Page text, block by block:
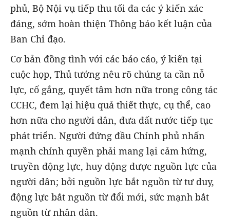
phủ, Bộ Nội vụ tiếp thu tối đa các ý kiến xác
đáng, sớm hoàn thiện Thông báo kết luận của
Ban Chỉ đạo.
Cơ bản đồng tình với các báo cáo, ý kiến tại
cuộc họp, Thủ tướng nêu rõ chúng ta cần nỗ
lực, cố gắng, quyết tâm hơn nữa trong công tác
CCHC, đem lại hiệu quả thiết thực, cụ thể, cao
hơn nữa cho người dân, đưa đất nước tiếp tục
phát triển. Người đứng đầu Chính phủ nhấn
mạnh chính quyền phải mang lại cảm hứng,
truyền động lực, huy động được nguồn lực của
người dân; bởi nguồn lực bắt nguồn từ tư duy,
động lực bắt nguồn từ đổi mới, sức mạnh bắt
nguồn từ nhân dân.